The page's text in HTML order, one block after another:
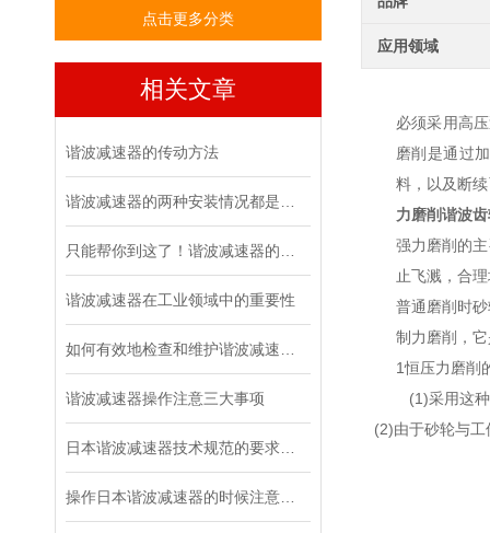
点击更多分类
相关文章
谐波减速器的传动方法
谐波减速器在工业领域中的重要性
谐波减速器操作注意三大事项
应用领域
必须采用高
磨削是通过
料，以及断
力磨削谐波
强力磨削的
止飞溅，合
普通磨削时
制力磨削，
1恒压力磨削
(1)采用这
(2)由于砂轮与工